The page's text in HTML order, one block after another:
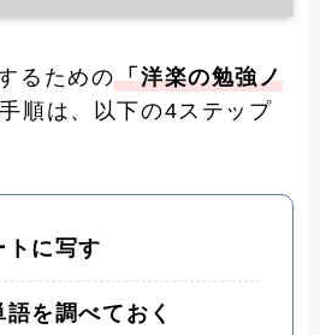
るための「洋楽の勉強ノ
順は、以下の4ステップ
トに写す
を調べておく